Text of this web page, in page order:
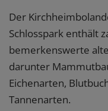
Der
Schlosspark enthält
bemerkenswerte
darunter
Eichenarten,
Tannenarten.